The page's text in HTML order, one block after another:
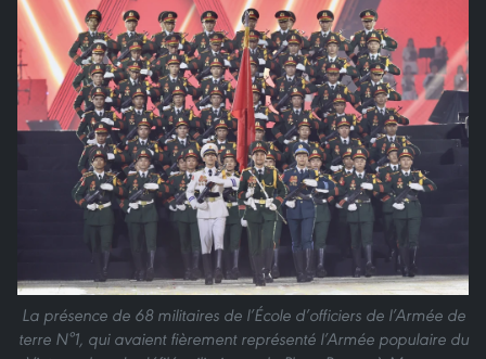
La présence de 68 militaires de l’École d’officiers de l’Armée de
terre N°1, qui avaient fièrement représenté l’Armée populaire du